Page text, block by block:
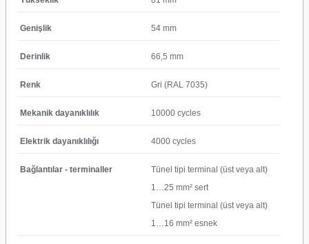
Genişlik 54 mm
Derinlik 66,5 mm
Renk Gri (RAL 7035)
Mekanik dayanıklılık 10000 cycles
Elektrik dayanıklılığı 4000 cycles
Bağlantılar - terminaller
Tünel tipi terminal (üst veya alt)
1…25 mm² sert
Tünel tipi terminal (üst veya alt)
1…16 mm² esnek